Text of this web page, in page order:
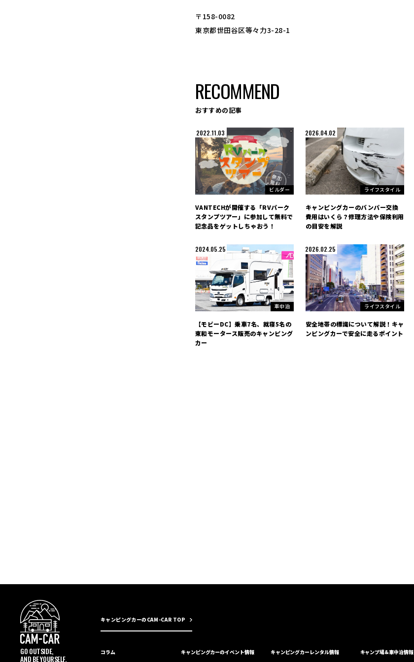
〒158-0082
東京都世田谷区等々力3-28-1
RECOMMEND
おすすめの記事
2022.11.03
ビルダー
VANTECHが開催する「RVパーク
スタンプツアー」に参加して無料で
記念品をゲットしちゃおう！
2026.04.02
ライフスタイル
キャンピングカーのバンパー交換
費用はいくら？修理方法や保険利用
の目安を解説
2024.05.25
車中泊
【モビーDC】乗車7名、就寝5名の
東和モータース販売のキャンピング
カー
2026.02.25
ライフスタイル
安全地帯の標識について解説！キャ
ンピングカーで安全に走るポイント
GO OUTSIDE,
AND BE YOURSELF.
キャンピングカーのCAM-CAR TOP
コラム キャンピングカーのイベント情報 キャンピングカーレンタル情報 キャンプ場&車中泊情報